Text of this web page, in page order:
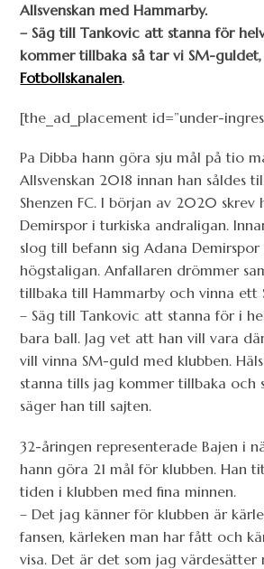
Allsvenskan med Hammarby.
– Säg till Tankovic att stanna för
kommer tillbaka så tar vi SM-
Fotbollskanalen.
[the_ad_placement id=”under-
Pa Dibba hann göra sju mål på tio
Allsvenskan 2018 innan han såldes
Shenzen FC. I början av 2020 skrev
Demirspor i turkiska andraligan.
slog till befann sig Adana
högstaligan. Anfallaren drömmer
tillbaka till Hammarby och vinna ett
– Säg till Tankovic att stanna för i
bara ball. Jag vet att han vill vara
vill vinna SM-guld med klubben.
stanna tills jag kommer tillbaka och
säger han till sajten.
32-åringen representerade Bajen i
hann göra 21 mål för klubben. Han
tiden i klubben med fina minnen.
– Det jag känner för klubben är
fansen, kärleken man har fått och
visa. Det är det som jag värdesätter